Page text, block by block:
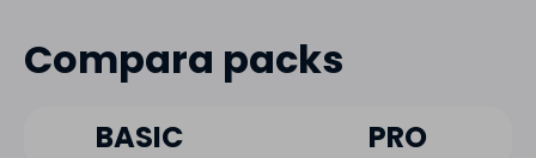
Compara packs
BASIC PRO